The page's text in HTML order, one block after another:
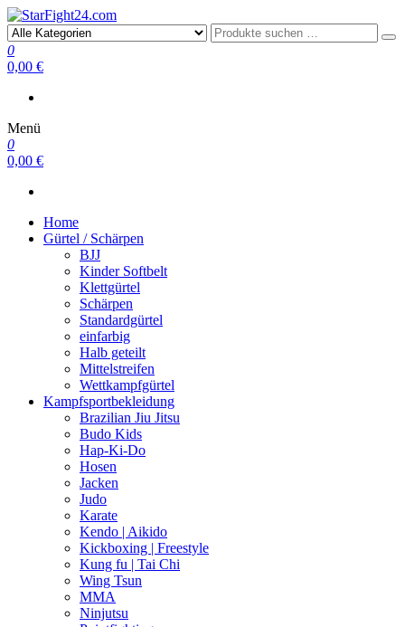
StarFight24.com
Kampfsportartikel
0
0,00 €
Menü
0
0,00 €
Home
Gürtel / Schärpen
BJJ
Kinder Softbelt
Klettgürtel
Schärpen
Standardgürtel
einfarbig
Halb geteilt
Mittelstreifen
Wettkampfgürtel
Kampfsportbekleidung
Brazilian Jiu Jitsu
Budo Kids
Hap-Ki-Do
Hosen
Jacken
Judo
Karate
Kendo | Aikido
Kickboxing | Freestyle
Kung fu | Tai Chi
Wing Tsun
MMA
Ninjutsu